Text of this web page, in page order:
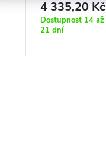
4 335,20 Kč
Dostupnost 14 až
21 dní